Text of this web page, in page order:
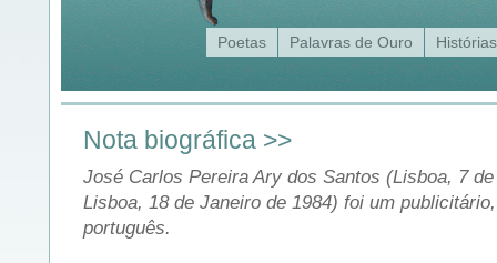
Poetas Palavras de Ouro Histórias
Nota biográfica >>
José Carlos Pereira Ary dos Santos (Lisboa, 7
Lisboa, 18 de Janeiro de 1984) foi um
português.